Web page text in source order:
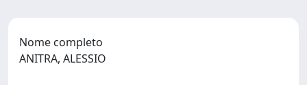
Nome completo
ANITRA, ALESSIO